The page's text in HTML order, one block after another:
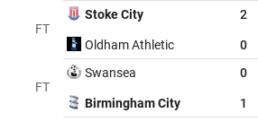
FT
Stoke City 2
Oldham Athletic 0
FT
Swansea 0
Birmingham City 1